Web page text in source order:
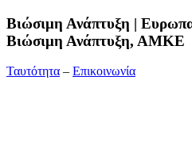
Bιώσιμη Ανάπτυξη |
Βιώσιμη Ανάπτυξη, ΑΜΚΕ
Ταυτότητα – Επικοινωνία